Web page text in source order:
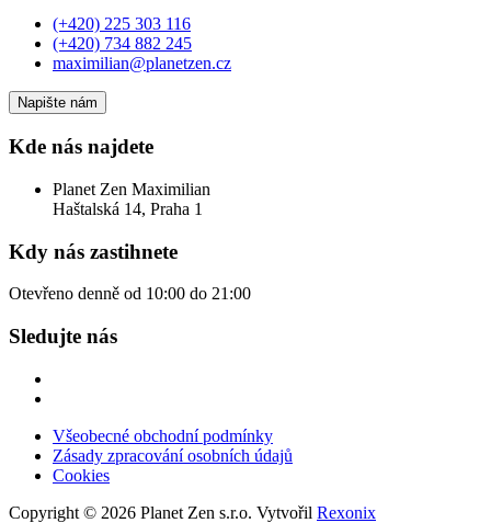
(+420) 225 303 116
(+420) 734 882 245
maximilian@planetzen.cz
Napište nám
Kde nás najdete
Planet Zen Maximilian
Haštalská 14, Praha 1
Kdy nás zastihnete
Otevřeno denně od 10:00 do 21:00
Sledujte nás
Všeobecné obchodní podmínky
Zásady zpracování osobních údajů
Cookies
Copyright © 2026 Planet Zen s.r.o. Vytvořil Rexonix